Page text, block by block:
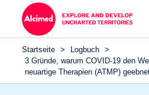
Search in content
Search in content
Startseite > Logbuch >
3 Gründe, warum COVID-19 den
neuartige Therapien (ATMP)